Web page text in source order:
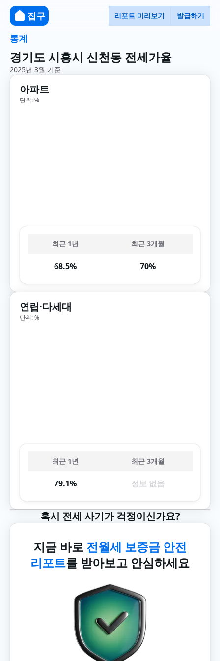
집구 리포트 미리보기 발급하기
통계
경기도 시흥시 신천동 전세가율
2025년 3월 기준
아파트
단위: %
최근 1년 최근 3개월
68.5% 70%
연립·다세대
단위: %
최근 1년 최근 3개월
79.1% 정보 없음
혹시 전세 사기가 걱정이신가요?
지금 바로 전월세 보증금 안전
리포트를 받아보고 안심하세요